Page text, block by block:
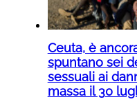
Ceuta, è
spuntano sei
sessuali ai
massa il 30